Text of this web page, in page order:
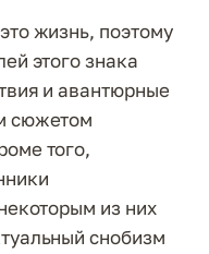
жизнь, поэтому
этого знака
и авантюрные
сюжетом
того,
из них
снобизм